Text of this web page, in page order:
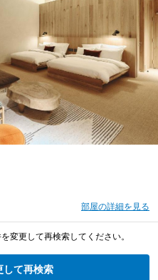
部屋の詳細を見る
変更して再検索してください。
して再検索